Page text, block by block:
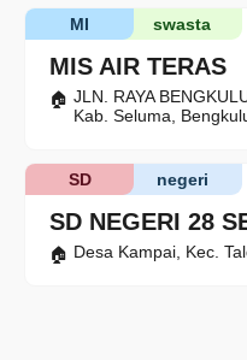
MIS AIR TERAS
swasta
MI
JLN. RAYA
Kab. Seluma,
SD NEGERI 28
negeri
SD
Desa Kampai, Kec.